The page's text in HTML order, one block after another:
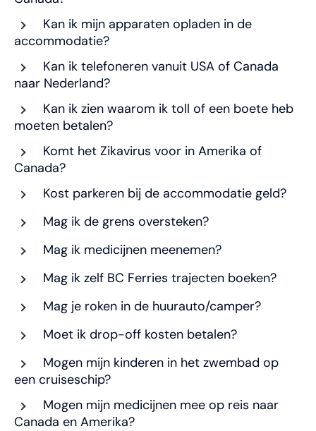
Kan ik mijn apparaten opladen in de
accommodatie?
Kan ik telefoneren vanuit USA of Canada
naar Nederland?
Kan ik zien waarom ik toll of een boete heb
moeten betalen?
Komt het Zikavirus voor in Amerika of
Canada?
Kost parkeren bij de accommodatie geld?
Mag ik de grens oversteken?
Mag ik medicijnen meenemen?
Mag ik zelf BC Ferries trajecten boeken?
Mag je roken in de huurauto/camper?
Moet ik drop-off kosten betalen?
Mogen mijn kinderen in het zwembad op
een cruiseschip?
Mogen mijn medicijnen mee op reis naar
Canada en Amerika?